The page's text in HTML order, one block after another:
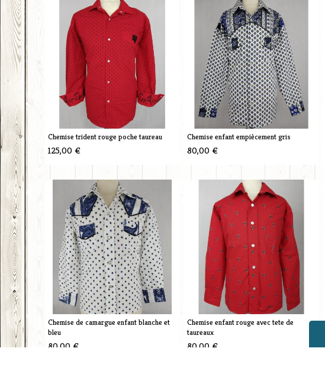
Chemise trident rouge poche taureau
125,00 €
Chemise enfant empiècement gris
80,00 €
Chemise de camargue enfant blanche et
bleu
80,00 €
Chemise enfant rouge avec tete de
taureaux
80,00 €